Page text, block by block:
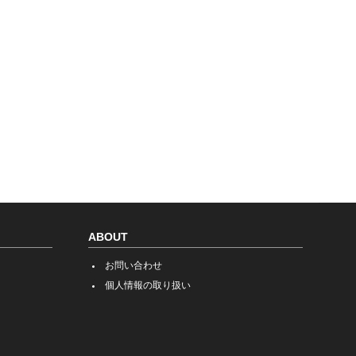
ABOUT
お問い合わせ
個人情報の取り扱い